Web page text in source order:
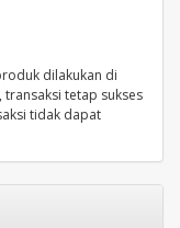
dilakukan di
tetap sukses
tidak dapat